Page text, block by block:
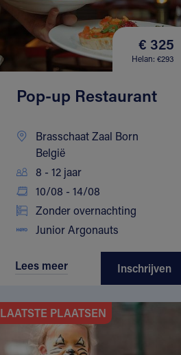
€ 325
Helan: €293
Pop-up Restaurant
Brasschaat Zaal Born
België
8 - 12 jaar
10/08 - 14/08
Zonder overnachting
Junior Argonauts
Lees meer Inschrijven
LAATSTE PLAATSEN